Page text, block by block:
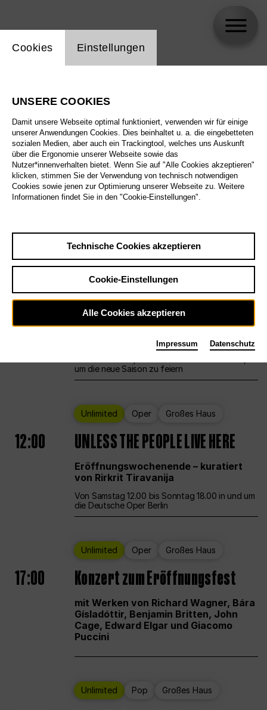
Alle Sparten
Alle Spielstätten
Alle Merkmale
Sa29.8.
Großes Haus
12:00 Eröffnungswochenende
um die neue Saison zu feiern
Unlimited Oper Großes Haus
12:00 UNLESS THE PEOPLE LIVE HERE
Eröffnungswochenende – kuratiert
von Rirkrit Tiravanija
Von Samstag 12.00 bis Sonntag 18.00 in und um
die Deutsche Oper Berlin
Unlimited Oper Großes Haus
17:00 Konzert zum Eröffnungsfest
mit Werken von Richard Wagner, Bára
Gísladóttir, Benjamin Britten, John
Cage, Edward Elgar und Giacomo
Puccini
Unlimited Pop Großes Haus
Einstellung Website Cookie
Cookies Einstellungen
UNSERE COOKIES
Damit unsere Webseite optimal funktioniert, verwenden wir für einige
unserer Anwendungen Cookies. Dies beinhaltet u. a. die eingebetteten
sozialen Medien, aber auch ein Trackingtool, welches uns Auskunft
über die Ergonomie unserer Webseite sowie das
Nutzer*innenverhalten bietet. Wenn Sie auf "Alle Cookies akzeptieren"
klicken, stimmen Sie der Verwendung von technisch notwendigen
Cookies sowie jenen zur Optimierung unserer Webseite zu. Weitere
Informationen findet Sie in den "Cookie-Einstellungen".
Technische Cookies akzeptieren
Cookie-Einstellungen
Alle Cookies akzeptieren
Impressum Datenschutz